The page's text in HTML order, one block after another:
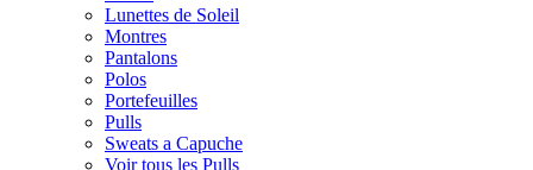
Lunettes de Soleil
Montres
Pantalons
Polos
Portefeuilles
Pulls
Sweats a Capuche
Voir tous les Pulls